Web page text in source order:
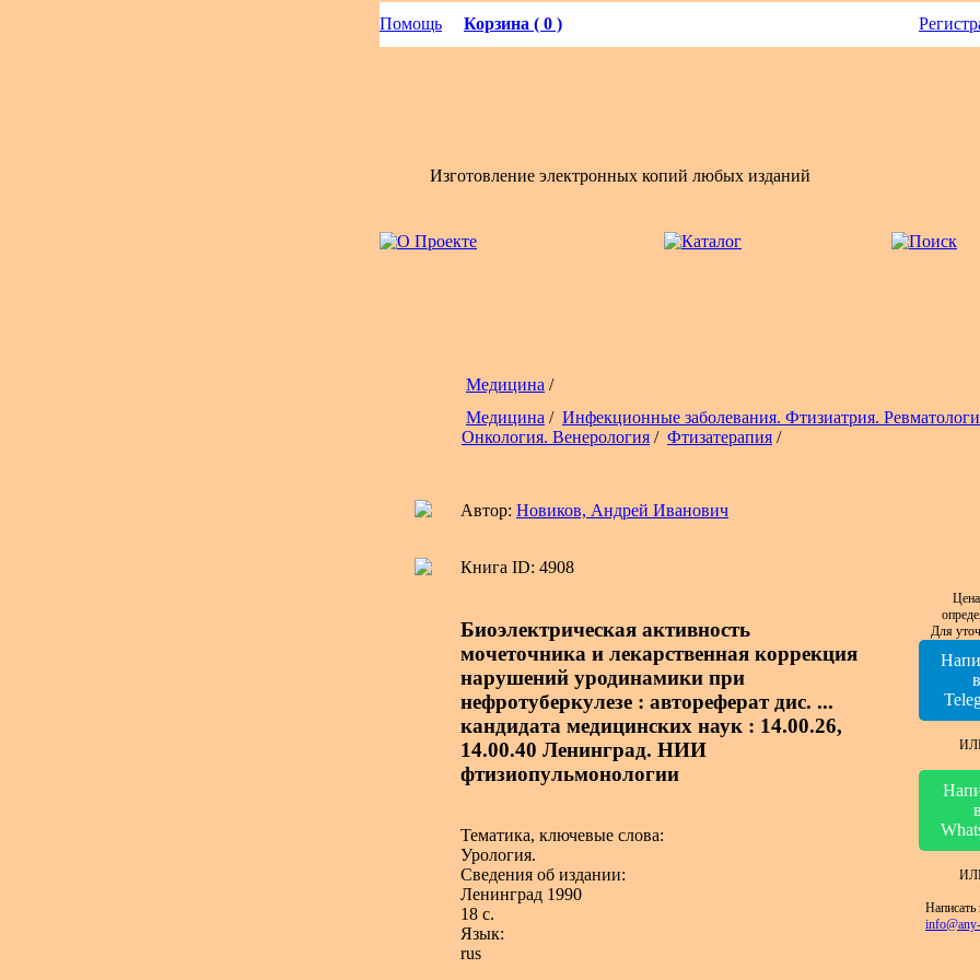
Помощь Корзина ( 0 )
Изготовление электронных копий любых изданий
Медицина /
Медицина / Инфекционные заболевания. Фтизиатрия.
Онкология. Венерология / Фтизатерапия /
Автор: Новиков, Андрей Иванович
Книга ID: 4908
Биоэлектрическая активность
мочеточника и лекарственная коррекция
нарушений уродинамики при
нефротуберкулезе : автореферат дис. ...
кандидата медицинских наук : 14.00.26,
14.00.40 Ленинград. НИИ
фтизиопульмонологии
Тематика, ключевые слова:
Урология.
Сведения об издании:
Ленинград 1990
18 с.
Язык:
rus
Для
в
в
Написать